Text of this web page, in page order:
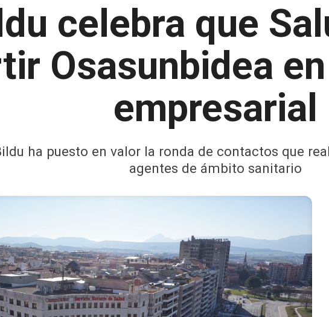
celebra que
Osasunbidea
empresarial
ha puesto en valor la ronda de contactos que
agentes de ámbito sanitario